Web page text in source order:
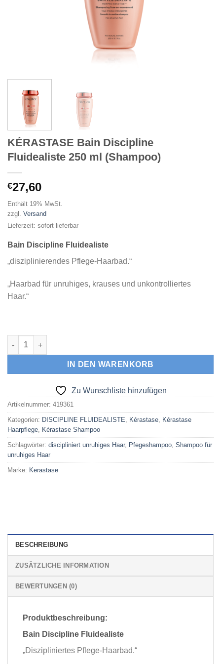
KÉRASTASE Bain Discipline
Fluidealiste 250 ml (Shampoo)
€27,60
Enthält 19% MwSt.
zzgl. Versand
Lieferzeit: sofort lieferbar
Bain Discipline Fluidealiste
„disziplinierendes Pflege-Haarbad.“
„Haarbad für unruhiges, krauses und unkontrolliertes
Haar.“
KÉRASTASE Bain Discipline Fluidealiste 250 ml (Shampoo)
IN DEN WARENKORB
Zu Wunschliste hinzufügen
Artikelnummer: 419361
Kategorien: DISCIPLINE FLUIDEALISTE, Kérastase, Kérastase
Haarpflege, Kérastase Shampoo
Schlagwörter: discipliniert unruhiges Haar, Pfegeshampoo, Shampoo für
unruhiges Haar
Marke: Kerastase
BESCHREIBUNG
ZUSÄTZLICHE INFORMATION
BEWERTUNGEN (0)
Produktbeschreibung:
Bain Discipline Fluidealiste
„Diszipliniertes Pflege-Haarbad.“